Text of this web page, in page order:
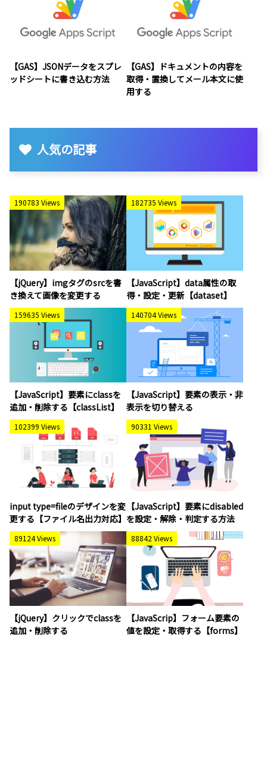
【GAS】JSONデータをスプレ
ッドシートに書き込む方法
【GAS】ドキュメントの内容を
取得・置換してメール本文に使
用する
人気の記事
190783 Views
【jQuery】imgタグのsrcを書
き換えて画像を変更する
182735 Views
【JavaScript】data属性の取
得・設定・更新【dataset】
159635 Views
【JavaScript】要素にclassを
追加・削除する【classList】
140704 Views
【JavaScript】要素の表示・非
表示を切り替える
102399 Views
input type=fileのデザインを変
更する【ファイル名出力対応】
90331 Views
【JavaScript】要素にdisabled
を設定・解除・判定する方法
89124 Views
【jQuery】クリックでclassを
追加・削除する
88842 Views
【JavaScrip】フォーム要素の
値を設定・取得する【forms】